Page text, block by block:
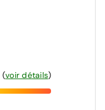
(voir détails)